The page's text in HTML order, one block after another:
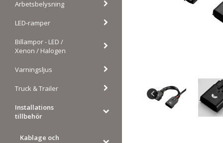
Arbetsbelysning
LED-ramper
Billampor - LED /
Xenon / Halogen
Varningsljus
Truck & Trailer
Installations
tillbehör
Kablage och